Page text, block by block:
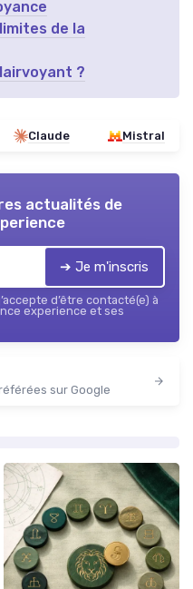
de la
?
Claude Mistral
actualités de
➔ Je m'inscris
d’être contacté(e) à
experience et ses
sur Google